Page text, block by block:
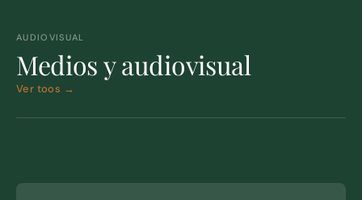
AUDIOVISUAL
Medios y audiovisual
Ver toos →